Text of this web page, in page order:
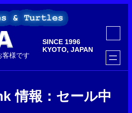
客様です
SINCE 1996
KYOTO, JAPAN
ア
コ
ン
リ
ン
ク
情報：セール中